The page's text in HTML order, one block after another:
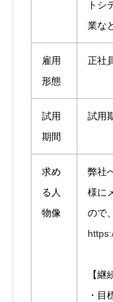
トシ
業な
雇用
形態
正社
試用
期間
試用
求め
る人
物像
弊社
様に
ので
【継
・目